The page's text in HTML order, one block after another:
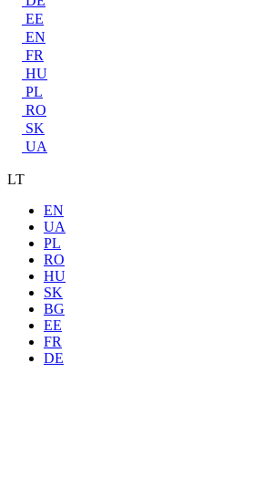
EE
EN
FR
HU
PL
RO
SK
UA
LT
EN
UA
PL
RO
HU
SK
BG
EE
FR
DE